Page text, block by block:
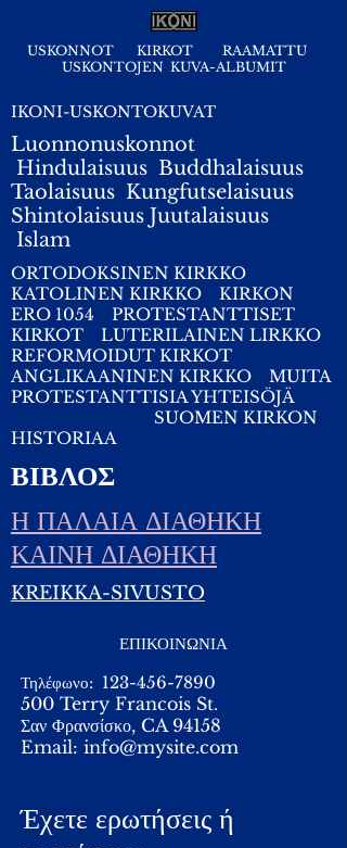
USKONNOT KIRKOT
RAAMATTU
USKONTOJEN KUVA-ALBUMIT
IKONI-USKONTOKUVAT
Luonnonuskonnot
Hindulaisuus Buddhalaisuus
Taolaisuus Kungfutselaisuus
Shintolaisuus Juutalaisuus
Islam
ORTODOKSINEN KIRKKO
KATOLINEN KIRKKO
KIRKON
ERO 1054
PROTESTANTTISET
KIRKOT
LUTERILAINEN LIRKKO
REFORMOIDUT KIRKOT
ANGLIKAANINEN KIRKKO
MUITA
PROTESTANTTISIA YHTEISÖJÄ
SUOMEN KIRKON
HISTORIAA
ΒΙΒΛΟΣ
Η ΠΑΛΑΙΑ ΔΙΑΘΗΚΗ
ΚΑΙΝΗ ΔΙΑΘΗΚΗ
KREIKKA-SIVUSTO
ΕΠΙΚΟΙΝΩΝΙΑ
Τηλέφωνο: 123-456-7890
500 Terry Francois St.
Σαν Φρανσίσκο, CA 94158
Email: info@mysite.com
Έχετε ερωτήσεις ή